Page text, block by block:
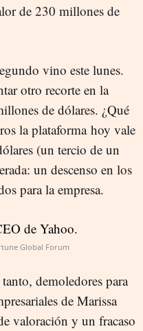
de 230 millones de
vino este lunes.
otro recorte en la
de dólares. ¿Qué
la plataforma hoy vale
(un tercio de un
un descenso en los
para la empresa.
Global Forum
demoledores para
de Marissa
valoración y un fracaso